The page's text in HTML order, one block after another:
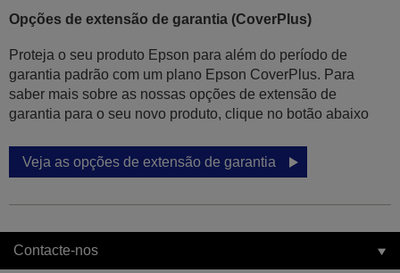
Opções de extensão de garantia (CoverPlus)
Proteja o seu produto Epson para além do período de
garantia padrão com um plano Epson CoverPlus. Para
saber mais sobre as nossas opções de extensão de
garantia para o seu novo produto, clique no botão abaixo
Veja as opções de extensão de garantia
Contacte-nos